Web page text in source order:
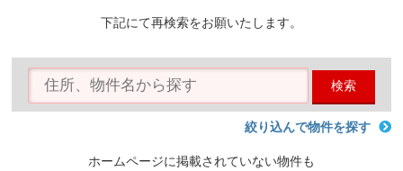
下記にて再検索をお願いたします。
検索
絞り込んで物件を探す
ホームページに掲載されていない物件も